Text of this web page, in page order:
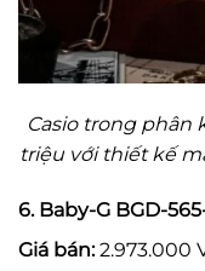
Casio trong phân
triệu với thiết kế
6. Baby-G BGD-
Giá bán:2.973.000